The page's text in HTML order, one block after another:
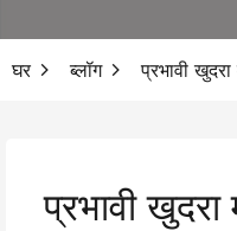
घर ब्लॉग प्रभावी
प्रभावी